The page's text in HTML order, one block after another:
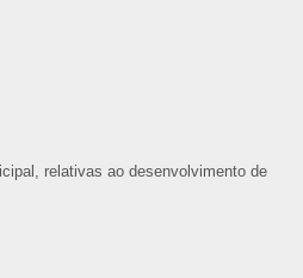
relativas ao desenvolvimento de